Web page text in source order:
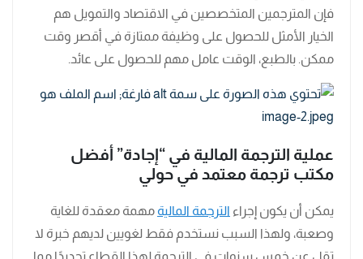
فإن المترجمين المتخصصين في الاقتصاد والتمويل هم
الخيار الأمثل للحصول على وظيفة ممتازة في أقصر وقت
ممكن. بالطبع، الوقت عامل مهم للحصول على عائد.
عملية الترجمة المالية في “إجادة” أفضل
مكتب ترجمة معتمد في حولي
يمكن أن يكون إجراء الترجمة المالية مهمة معقدة للغاية
وصعبة، ولهذا السبب نستخدم فقط لغويين لديهم خبرة لا
تقل عن خمس سنوات في الترجمة لهذا القطاع تحديدًا مما